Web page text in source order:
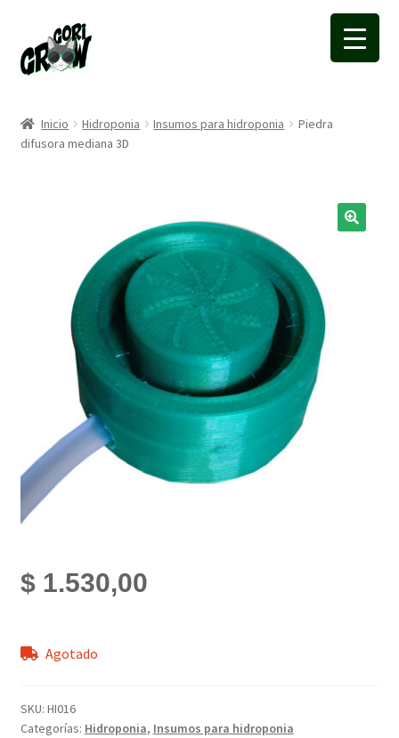
a
la
a
la
Inicio Hidroponia Insumos para hidroponia
Piedra
difusora mediana 3D
$1.530,00
Agotado
SKU: HI016
Categorías: Hidroponia, Insumos para hidroponia